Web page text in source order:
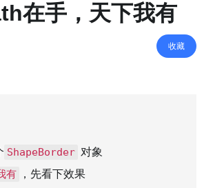
在手，天下我有
收藏
ShapeBorder 对象
有 ，先看下效果